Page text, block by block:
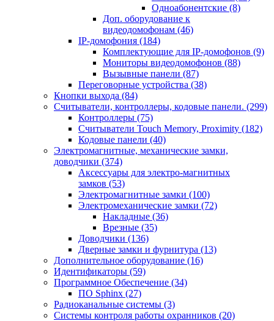
Одноабонентские (8)
Доп. оборудование к
видеодомофонам (46)
IP-домофония (184)
Комплектующие для IP-домофонов (9)
Мониторы видеодомофонов (88)
Вызывные панели (87)
Переговорные устройства (38)
Кнопки выхода (84)
Считыватели, контроллеры, кодовые панели. (299)
Контроллеры (75)
Считыватели Touch Memory, Proximity (182)
Кодовые панели (40)
Электромагнитные, механические замки,
доводчики (374)
Аксессуары для электро-магнитных
замков (53)
Электромагнитные замки (100)
Электромеханические замки (72)
Накладные (36)
Врезные (35)
Доводчики (136)
Дверные замки и фурнитура (13)
Дополнительное оборудование (16)
Идентификаторы (59)
Программное Обеспечение (34)
ПО Sphinx (27)
Радиоканальные системы (3)
Системы контроля работы охранников (20)